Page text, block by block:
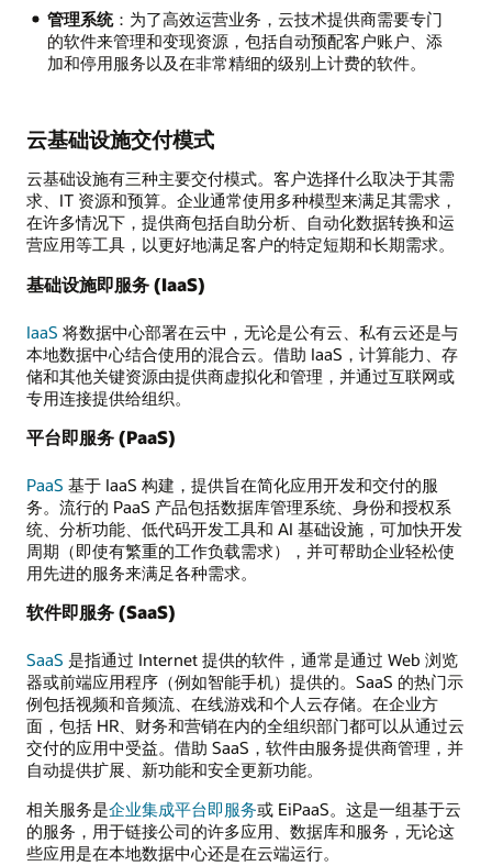
管理系统：为了高效运营业务，云技术提供商需要专门
的软件来管理和变现资源，包括自动预配客户账户、添
加和停用服务以及在非常精细的级别上计费的软件。
云基础设施交付模式
云基础设施有三种主要交付模式。客户选择什么取决于其需
求、IT 资源和预算。企业通常使用多种模型来满足其需求，
在许多情况下，提供商包括自助分析、自动化数据转换和运
营应用等工具，以更好地满足客户的特定短期和长期需求。
基础设施即服务 (IaaS)
IaaS 将数据中心部署在云中，无论是公有云、私有云还是与
本地数据中心结合使用的混合云。借助 IaaS，计算能力、存
储和其他关键资源由提供商虚拟化和管理，并通过互联网或
专用连接提供给组织。
平台即服务 (PaaS)
PaaS 基于 IaaS 构建，提供旨在简化应用开发和交付的服
务。流行的 PaaS 产品包括数据库管理系统、身份和授权系
统、分析功能、低代码开发工具和 AI 基础设施，可加快开发
周期（即使有繁重的工作负载需求），并可帮助企业轻松使
用先进的服务来满足各种需求。
软件即服务 (SaaS)
SaaS 是指通过 Internet 提供的软件，通常是通过 Web 浏览
器或前端应用程序（例如智能手机）提供的。SaaS 的热门示
例包括视频和音频流、在线游戏和个人云存储。在企业方
面，包括 HR、财务和营销在内的全组织部门都可以从通过云
交付的应用中受益。借助 SaaS，软件由服务提供商管理，并
自动提供扩展、新功能和安全更新功能。
相关服务是企业集成平台即服务或 EiPaaS。这是一组基于云
的服务，用于链接公司的许多应用、数据库和服务，无论这
些应用是在本地数据中心还是在云端运行。